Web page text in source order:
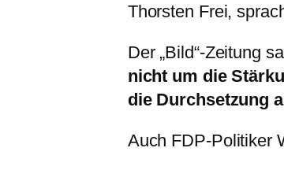
Thorsten Frei,
Der „Bild“-Zeitung
nicht um die
die Durchsetzung
Auch FDP-Politiker